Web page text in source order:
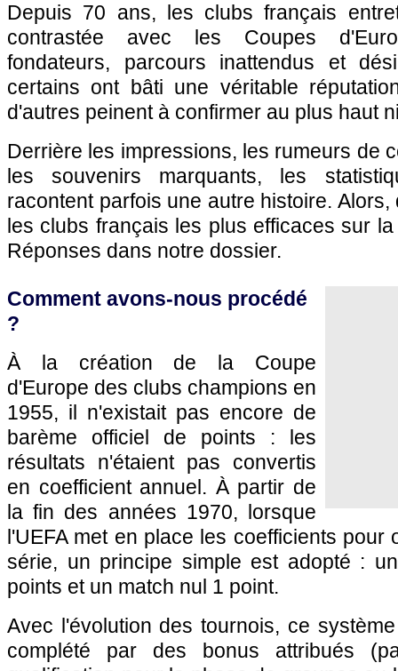
Depuis 70 ans, les clubs français
contrastée avec les Coupes
fondateurs, parcours inattendus et
certains ont bâti une véritable
d'autres peinent à confirmer au plus haut
Derrière les impressions, les rumeurs de
les souvenirs marquants, les
racontent parfois une autre histoire.
les clubs français les plus efficaces sur
Réponses dans notre dossier.
Comment avons-nous procédé
?
À la création de la Coupe
d'Europe des clubs champions en
1955, il n'existait pas encore de
barème officiel de points : les
résultats n'étaient pas convertis
en coefficient annuel. À partir de
la fin des années 1970, lorsque
l'UEFA met en place les coefficients pour
série, un principe simple est adopté :
points et un match nul 1 point.
Avec l'évolution des tournois, ce
complété par des bonus attribués